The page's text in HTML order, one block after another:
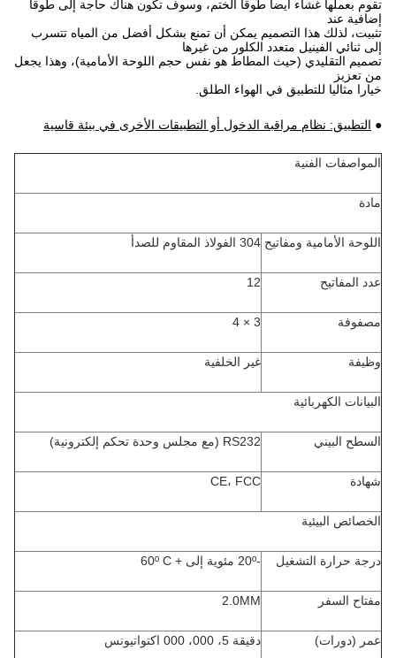
تقوم بعملها غشاء أيضا طوقا الختم، وسوف تكون هناك حاجة إلى طوقا
إضافية عند
تثبيت، لذلك هذا التصميم يمكن أن تمنع بشكل أفضل من المياه تتسرب
إلى ثنائي الفينيل متعدد الكلور من غيرها
تصميم التقليدي (حيث المطاط هو نفس حجم اللوحة الأمامية)، وهذا يجعل
من تعزيز
خيارا مثاليا للتطبيق في الهواء الطلق.
● التطبيق: نظام مراقبة الدخول أو التطبيقات الأخرى في بيئة قاسية
المواصفات الفنية
مادة
اللوحة الأمامية ومفاتيح 304 الفولاذ المقاوم للصدأ
عدد المفاتيح 12
مصفوفة 3 × 4
وظيفة غير الخلفية
البيانات الكهربائية
السطح البيني RS232 (مع مجلس وحدة تحكم إلكترونية)
شهادة CE، FCC
الخصائص البيئية
درجة حرارة التشغيل -20º مئوية إلى + 60º C
مفتاح السفر 2.0MM
عمر (دورات) دقيقة 5، 000، 000 اكتواتيونس